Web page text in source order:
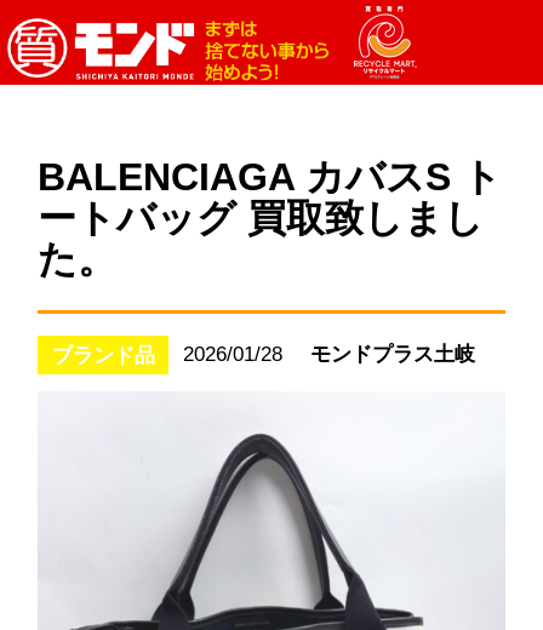
BALENCIAGA カバスS ト
ートバッグ 買取致しまし
た。
ブランド品 2026/01/28 モンドプラス土岐